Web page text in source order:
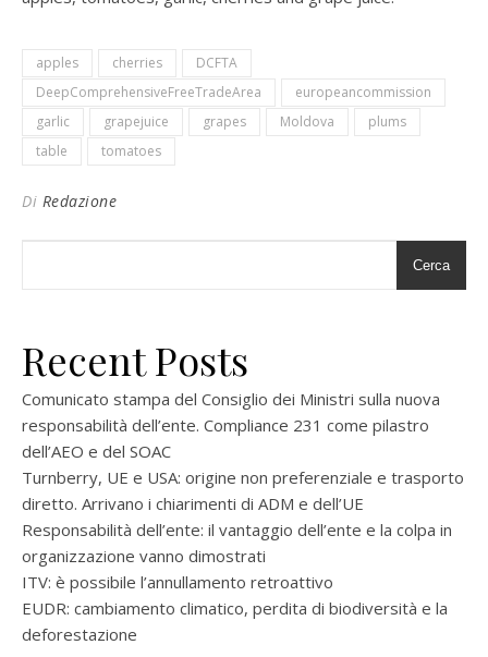
apples cherries
DCFTA
DeepComprehensiveFreeTradeArea
europeancommission
garlic
grapejuice grapes Moldova
plums
table
tomatoes
Di Redazione
Cerca
Recent Posts
Comunicato stampa del Consiglio dei Ministri sulla nuova
responsabilità dell’ente. Compliance 231 come pilastro
dell’AEO e del SOAC
Turnberry, UE e USA: origine non preferenziale e trasporto
diretto. Arrivano i chiarimenti di ADM e dell’UE
Responsabilità dell’ente: il vantaggio dell’ente e la colpa in
organizzazione vanno dimostrati
ITV: è possibile l’annullamento retroattivo
EUDR: cambiamento climatico, perdita di biodiversità e la
deforestazione